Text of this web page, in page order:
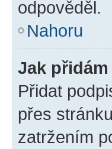
odpověděl.
Nahoru
Jak
Přidat
přes stránku
zatržením